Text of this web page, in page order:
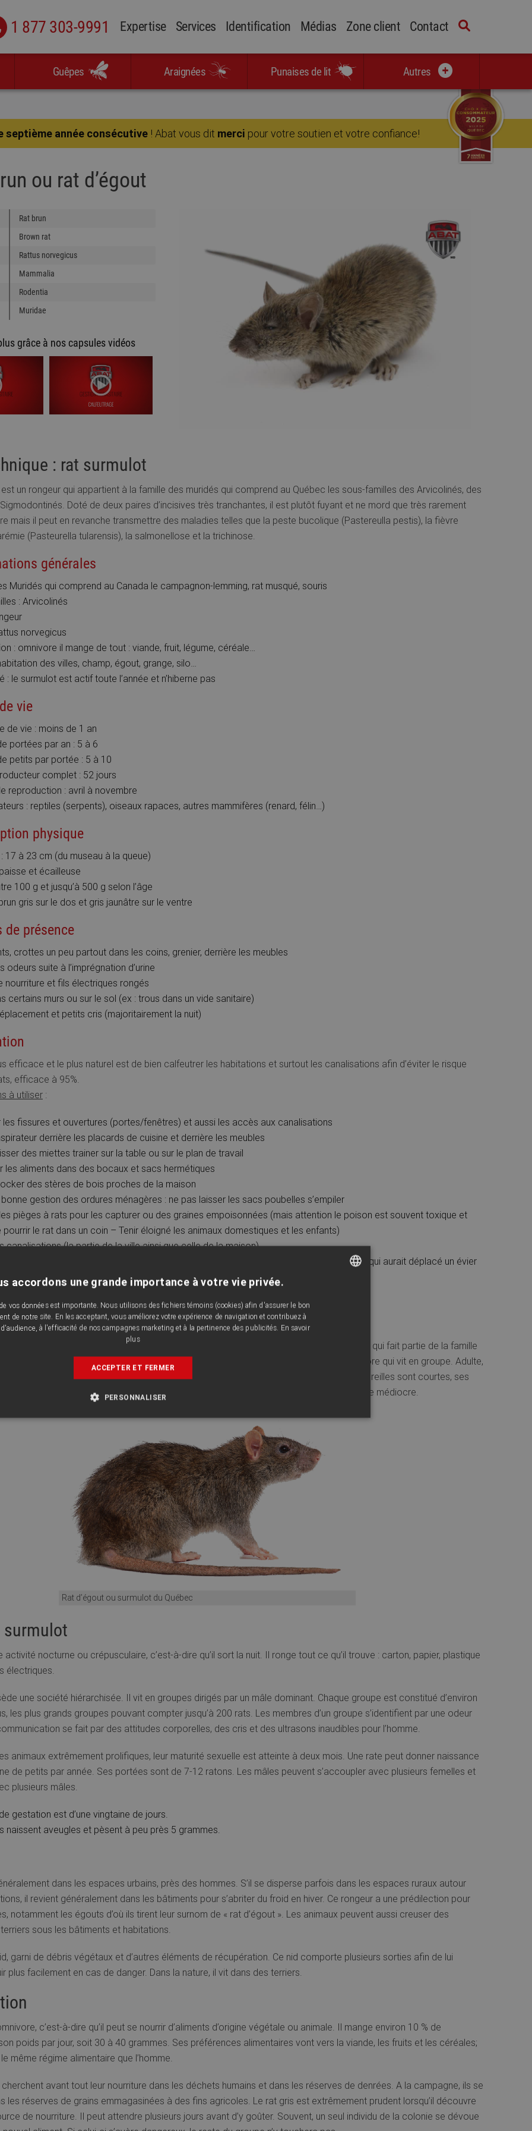
1 877 303-9991 Expertise Services Identification Médias Zone client Contact
Guêpes Araignées Punaises de lit Autres
septième année consécutive ! Abat vous dit merci pour votre soutien et votre confiance!
ou rat d’égout
Rat brun
Brown rat
Rattus norvegicus
Mammalia
Rodentia
Muridae
grâce à nos capsules vidéos
: rat surmulot
un rongeur qui appartient à la famille des muridés qui comprend au Québec les sous-familles des Arvicolinés, des
Doté de deux paires d’incisives très tranchantes, il est plutôt fuyant et ne mord que très rarement
mais il peut en revanche transmettre des maladies telles que la peste bucolique (Pastereulla pestis), la fièvre
(Pasteurella tularensis), la salmonellose et la trichinose.
générales
Muridés qui comprend au Canada le campagnon-lemming, rat musqué, souris
: Arvicolinés
norvegicus
: omnivore il mange de tout : viande, fruit, légume, céréale…
des villes, champ, égout, grange, silo…
: le surmulot est actif toute l’année et n’hiberne pas
vie
de vie : moins de 1 an
portées par an : 5 à 6
petits par portée : 5 à 10
complet : 52 jours
reproduction : avril à novembre
: reptiles (serpents), oiseaux rapaces, autres mammifères (renard, félin…)
physique
17 à 23 cm (du museau à la queue)
et écailleuse
100 g et jusqu’à 500 g selon l’âge
gris sur le dos et gris jaunâtre sur le ventre
de présence
crottes un peu partout dans les coins, grenier, derrière les meubles
odeurs suite à l’imprégnation d’urine
nourriture et fils électriques rongés
certains murs ou sur le sol (ex : trous dans un vide sanitaire)
et petits cris (majoritairement la nuit)
efficace et le plus naturel est de bien calfeutrer les habitations et surtout les canalisations afin d’éviter le risque
efficace à 95%.
à utiliser :
les fissures et ouvertures (portes/fenêtres) et aussi les accès aux canalisations
derrière les placards de cuisine et derrière les meubles
des miettes trainer sur la table ou sur le plan de travail
les aliments dans des bocaux et sacs hermétiques
des stères de bois proches de la maison
gestion des ordures ménagères : ne pas laisser les sacs poubelles s’empiler
pièges à rats pour les capturer ou des graines empoisonnées (mais attention le poison est souvent toxique et
pourrir le rat dans un coin – Tenir éloigné les animaux domestiques et les enfants)
canalisations (la partie de la ville ainsi que celle de la maison)
qu’il n’y ait pas de vieille tuyauterie oubliée dans certains murs (ex : un ancien propriétaire qui aurait déplacé un évier
un gazon court et éviter les herbes/plantes longues
du rongeur
norvegicus) est également appelé
, rat brun ou rat d’égout. C’est un rongeur qui fait partie de la famille
pelage est entre le roux noir sur le dos et le gris sur le ventre. Le rat est un animal omnivore qui vit en groupe. Adulte,
25 centimètres et pèse environ 350 grammes. Sa queue atteint 15 à 20 centimètres, ses oreilles sont courtes, ses
rats possèdent une excellente ouïe et un odorat très développé pour compenser leur vue médiocre.
Rat d’égout ou surmulot du Québec
surmulot
activité nocturne ou crépusculaire, c’est-à-dire qu’il sort la nuit. Il ronge tout ce qu’il trouve : carton, papier, plastique
électriques.
une société hiérarchisée. Il vit en groupes dirigés par un mâle dominant. Chaque groupe est constitué d’environ
les plus grands groupes pouvant compter jusqu’à 200 rats. Les membres d’un groupe s’identifient par une odeur
se fait par des attitudes corporelles, des cris et des ultrasons inaudibles pour l’homme.
animaux extrêmement prolifiques, leur maturité sexuelle est atteinte à deux mois. Une rate peut donner naissance
de petits par année. Ses portées sont de 7-12 ratons. Les mâles peuvent s’accoupler avec plusieurs femelles et
plusieurs mâles.
gestation est d’une vingtaine de jours.
naissent aveugles et pèsent à peu près 5 grammes.
dans les espaces urbains, près des hommes. S’il se disperse parfois dans les espaces ruraux autour
il revient généralement dans les bâtiments pour s’abriter du froid en hiver. Ce rongeur a une prédilection pour
notamment les égouts d’où ils tirent leur surnom de « rat d’égout ». Les animaux peuvent aussi creuser des
sous les bâtiments et habitations.
garni de débris végétaux et d’autres éléments de récupération. Ce nid comporte plusieurs sorties afin de lui
plus facilement en cas de danger. Dans la nature, il vit dans des terriers.
c’est-à-dire qu’il peut se nourrir d’aliments d’origine végétale ou animale. Il mange environ 10 % de
poids par jour, soit 30 à 40 grammes. Ses préférences alimentaires vont vers la viande, les fruits et les céréales;
même régime alimentaire que l’homme.
cherchent avant tout leur nourriture dans les déchets humains et dans les réserves de denrées. A la campagne, ils se
les réserves de grains emmagasinées à des fins agricoles. Le rat gris est extrêmement prudent lorsqu’il découvre
de nourriture. Il peut attendre plusieurs jours avant d’y goûter. Souvent, un seul individu de la colonie se dévoue
accordons une grande importance à votre vie privée.
vos données est importante. Nous utilisons des fichiers témoins (cookies) afin d'assurer le bon
de notre site. En les acceptant, vous améliorez votre expérience de navigation et contribuez à
à l'efficacité de nos campagnes marketing et à la pertinence des publicités. En savoir
plus
ACCEPTER ET FERMER
PERSONNALISER